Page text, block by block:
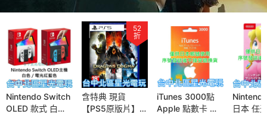
52
折
含特典 現貨
【PS5原版片】
iTunes 3000點
Apple 點數卡 日
Nintendo Switch
日本 任天堂 點數
現貨【
片】☆